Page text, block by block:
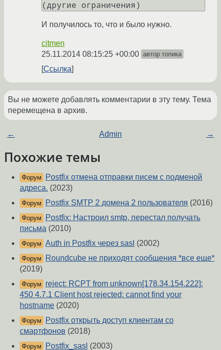
И получилось то, что и было нужно.
citmen
25.11.2014 08:15:25 +00:00 автор топика
Ссылка
Вы не можете добавлять комментарии в эту тему. Тема
перемещена в архив.
← Admin →
Похожие темы
Форум
Postfix отмена отправки писем с подменой
адреса. (2023)
Форум Postfix SMTP 2 домена 2 пользователя (2016)
Форум
Postfix: Настроил smtp, перестал получать
письма (2010)
Форум Auth in Postfix через sasl (2002)
Форум
Roundcube не приходят сообщения *все еще*
(2019)
Форум
reject: RCPT from unknown[178.34.154.222]:
450 4.7.1 Client host rejected: cannot find your
hostname (2020)
Форум
Postfix открыть доступ клиентам со
смартфонов (2018)
Форум Postfix_sasl (2003)